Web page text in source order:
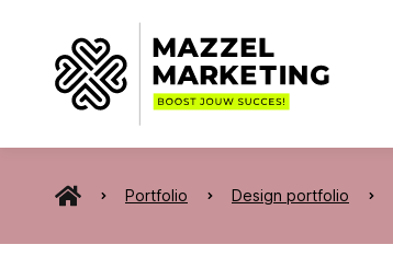
Portfolio Design portfolio